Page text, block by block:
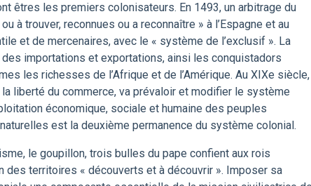
êtres les premiers colonisateurs. En 1493, un arbitrage du
à trouver, reconnues ou a reconnaître » à l’Espagne et au
et de mercenaires, avec le « système de l’exclusif ». La
importations et exportations, ainsi les conquistadors
les richesses de l’Afrique et de l’Amérique. Au XIXe siècle,
liberté du commerce, va prévaloir et modifier le système
économique, sociale et humaine des peuples
est la deuxième permanence du système colonial.
le goupillon, trois bulles du pape confient aux rois
des territoires « découverts et à découvrir ». Imposer sa